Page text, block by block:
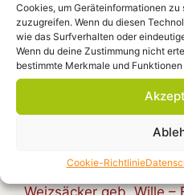
Cookies, um Geräteinformationen
zuzugreifen. Wenn du diesen
wie das Surfverhalten oder
Wenn du deine Zustimmung nicht
bestimmte Merkmale und
Cookie-Richtlinie
Aug. 20, 15:00Gymmick
seinem GrabOrt:
Aug. 20, 18:30Zum 30.
Reiser – Gymmick auf
Aug. 23, 18:00Film: